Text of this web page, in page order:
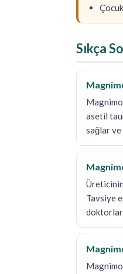
Sıkça
asetil
sağlar ve
Tavsiye